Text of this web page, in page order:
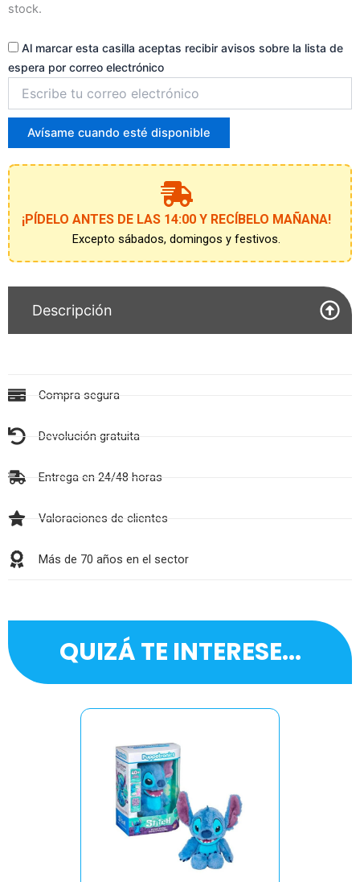
stock.
Al marcar esta casilla aceptas recibir avisos sobre la lista de
espera por correo electrónico
correo
para
unirte
a
la
lista
de
espera
Avísame cuando esté disponible
¡PÍDELO ANTES DE LAS 14:00 Y RECÍBELO MAÑANA!
Excepto sábados, domingos y festivos.
Descripción
Compra segura
Devolución gratuita
Entrega en 24/48 horas
Valoraciones de clientes
Más de 70 años en el sector
QUIZÁ TE INTERESE...